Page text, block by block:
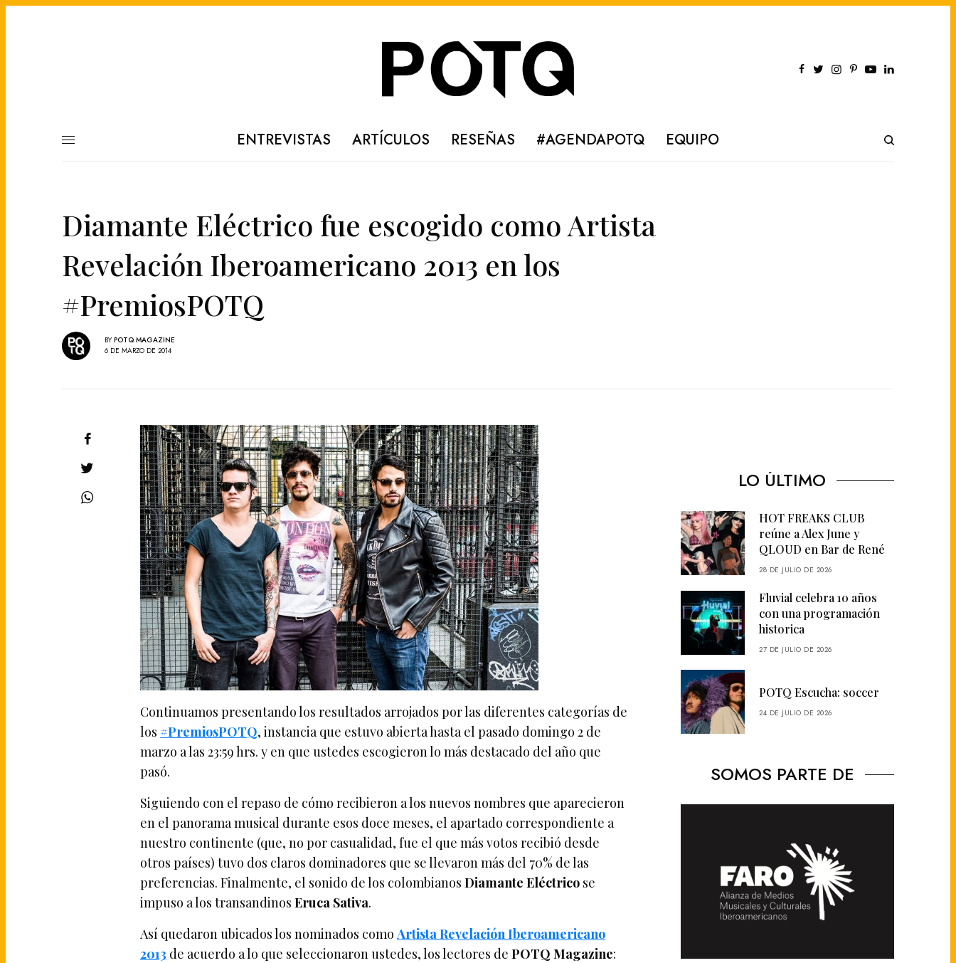
ENTREVISTAS ARTÍCULOS RESEÑAS #AGENDAPOTQ EQUIPO
Diamante Eléctrico fue escogido como Artista
Revelación Iberoamericano 2013 en los
#PremiosPOTQ
BY POTQ MAGAZINE
6 DE MARZO DE 2014
Continuamos presentando los resultados arrojados por las diferentes categorías de
los #PremiosPOTQ, instancia que estuvo abierta hasta el pasado domingo 2 de
marzo a las 23:59 hrs. y en que ustedes escogieron lo más destacado del año que
pasó.
Siguiendo con el repaso de cómo recibieron a los nuevos nombres que aparecieron
en el panorama musical durante esos doce meses, el apartado correspondiente a
nuestro continente (que, no por casualidad, fue el que más votos recibió desde
otros países) tuvo dos claros dominadores que se llevaron más del 70% de las
preferencias. Finalmente, el sonido de los colombianosDiamante Eléctrico se
impuso a los transandinosEruca Sativa.
Así quedaron ubicados los nominados comoArtista Revelación Iberoamericano
2013 de acuerdo a lo que seleccionaron ustedes, los lectores dePOTQ Magazine:
LO ÚLTIMO
HOT FREAKS CLUB
reúne a Alex June y
QLOUD en Bar de René
28 DE JULIO DE 2026
Fluvial celebra 10 años
con una programación
historica
27 DE JULIO DE 2026
POTQ Escucha: soccer
24 DE JULIO DE 2026
SOMOS PARTE DE